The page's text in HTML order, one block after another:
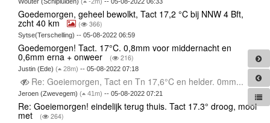
Goedemorgen, geheel bewolkt, Tact 17,2 °C bij NNW 4 Bft,
zcht 40 km ( 366)
Sytse(Terschelling) -- 05-08-2022 06:59
Goedemorgen! Tact. 17°C. 0,8mm voor middernacht en
0,6mm erna + onweer ( 216)
Justin (Ede) ( 28m) -- 05-08-2022 07:18
Re: Goeiemorgen, Tact en Tn 17,6°C en helder. 0mm...
Jeroen (Zwevegem) ( 41m) -- 05-08-2022 07:21
Re: Goeiemorgen! eindelijk terug thuis. Tact 17.3° droog, mooi
met ( 264)